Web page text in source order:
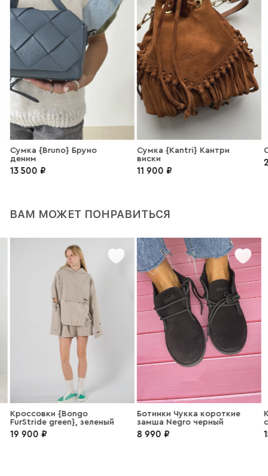
Сумка {Bruno} Бруно
деним
13 500 ₽
Сумка {Kantri} Кантри
виски
11 900 ₽
ВАМ МОЖЕТ ПОНРАВИТЬСЯ
Кроссовки {Bongo
FurStride green}, зеленый
19 900 ₽
Ботинки Чукка короткие
замша Negro черный
8 990 ₽